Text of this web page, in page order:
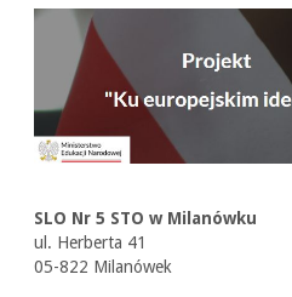
SLO Nr 5 STO w Milanówku
ul. Herberta 41
05-822 Milanówek